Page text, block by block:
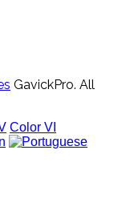
GavickPro. All
Color VI